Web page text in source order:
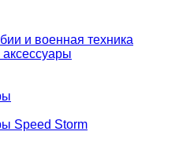
и военная техника
Speed Storm